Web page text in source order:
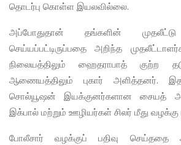
தொடர்பு கொள்ள இயலவில்லை.
அப்போதுதான் தங்களின்
செய்யப்பட்டிருப்பதை அறிந்த
நிலையத்திலும் ஹைதராபாத் குற்ற
ஆணையத்திலும் புகார் அளித்தனர்.
சொல்யூஷன் இயக்குனர்களான சையத்
இக்பால் மற்றும் ஊழியர்கள் சிலர் மீது வழக்கு
போலீசார் வழக்குப் பதிவு செய்ததை